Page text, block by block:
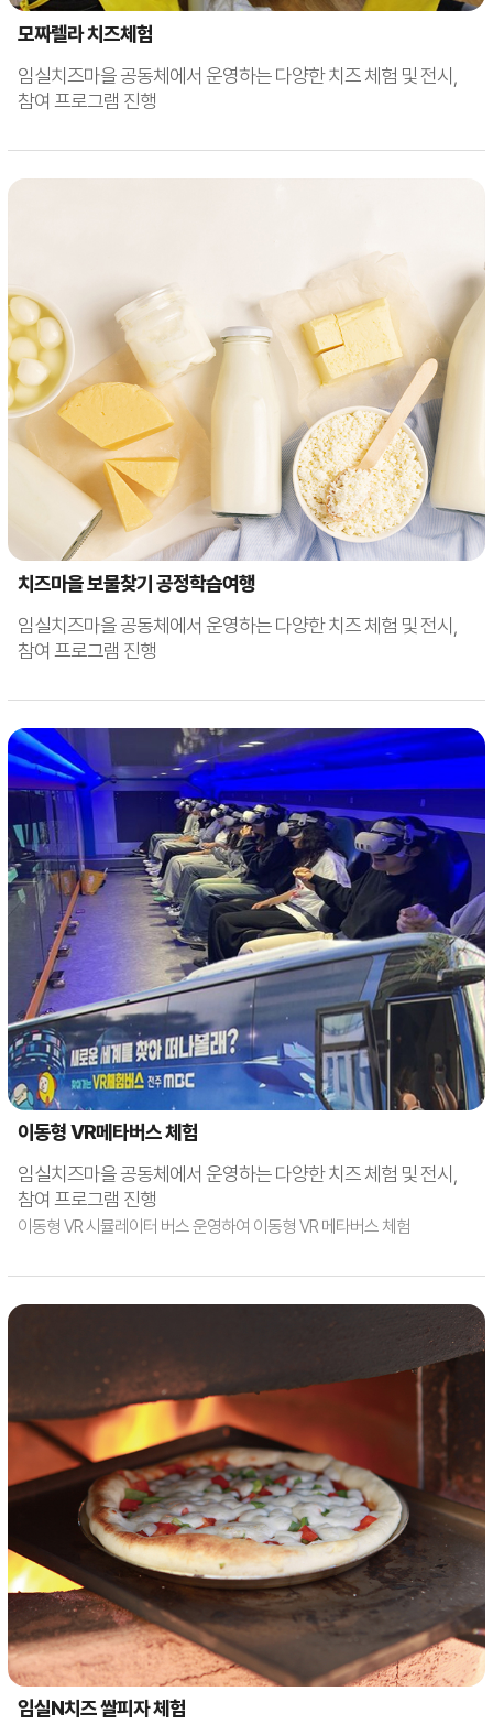
모짜렐라 치즈체험
임실치즈마을 공동체에서 운영하는 다양한 치즈 체험 및 전시,
참여 프로그램 진행
치즈마을 보물찾기 공정학습여행
임실치즈마을 공동체에서 운영하는 다양한 치즈 체험 및 전시,
참여 프로그램 진행
이동형 VR메타버스 체험
임실치즈마을 공동체에서 운영하는 다양한 치즈 체험 및 전시,
참여 프로그램 진행
이동형 VR 시뮬레이터 버스 운영하여 이동형 VR 메타버스 체험
임실N치즈 쌀피자 체험